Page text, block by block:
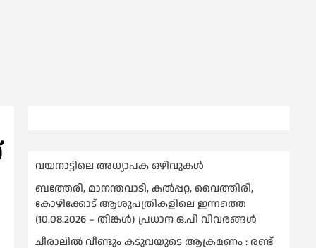
വയനാട്ടിലെ അധ്യാപക ഒഴിവുകൾ
ബത്തേരി, മാനന്തവാടി, കൽപ്പറ്റ, വൈത്തിരി,
കോഴിക്കോട് ആശുപത്രികളിലെ ഇന്നത്തെ
(10.08.2026 – തിങ്കൾ) പ്രധാന ഒ.പി വിവരങ്ങൾ
ചീരാലിൽ വീണ്ടും കടുവയുടെ ആക്രമണം : രണ്ട്